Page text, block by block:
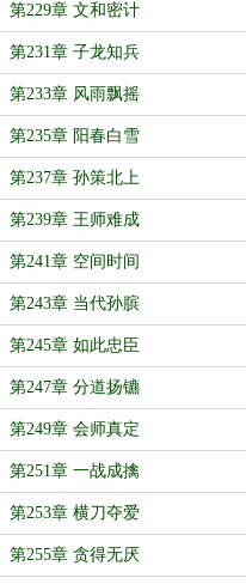
第229章 文和密计
第231章 子龙知兵
第233章 风雨飘摇
第235章 阳春白雪
第237章 孙策北上
第239章 王师难成
第241章 空间时间
第243章 当代孙膑
第245章 如此忠臣
第247章 分道扬镳
第249章 会师真定
第251章 一战成擒
第253章 横刀夺爱
第255章 贪得无厌